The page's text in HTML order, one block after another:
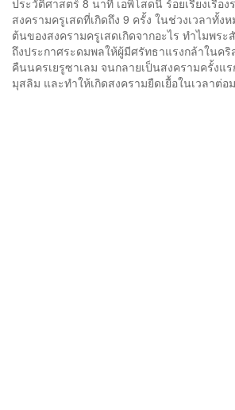
สงครามครูเสดที่เกิดถึง 9 ครั้ง ในช่วงเวลาทั้ง
ต้นของสงครามครูเสดเกิดจากอะไร ทำไมพร
ถึงประกาศระดมพลให้ผู้มีศรัทธาแรงกล้าในค
คืนนครเยรูซาเลม จนกลายเป็นสงครามครั้งแ
มุสลิม และทำให้เกิดสงครามยืดเยื้อในเวลาต่อ